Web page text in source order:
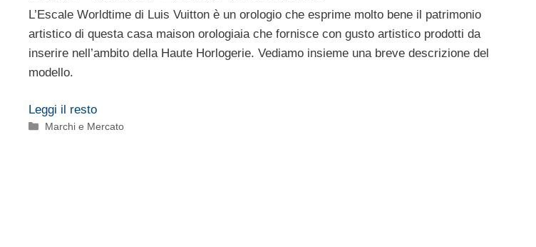
L’Escale Worldtime di Luis Vuitton è un orologio che esprime molto bene il patrimonio
artistico di questa casa maison orologiaia che fornisce con gusto artistico prodotti da
inserire nell’ambito della Haute Horlogerie. Vediamo insieme una breve descrizione del
modello.
Leggi il resto
Categorie
Marchi e Mercato